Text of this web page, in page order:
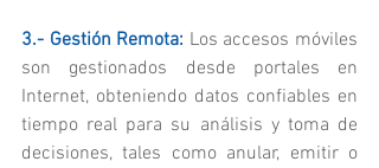
3.- Gestión Remota: Los accesos móviles
son gestionados desde portales en
Internet, obteniendo datos confiables en
tiempo real para su análisis y toma de
decisiones, tales como anular, emitir o